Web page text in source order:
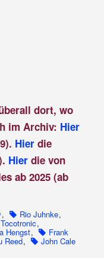
dort, wo
im Archiv: Hier
Hierdie
Hier die von
ab 2025 (ab
, Rio Juhnke,
Tocotronic,
Hengst, Frank
Reed, John Cale